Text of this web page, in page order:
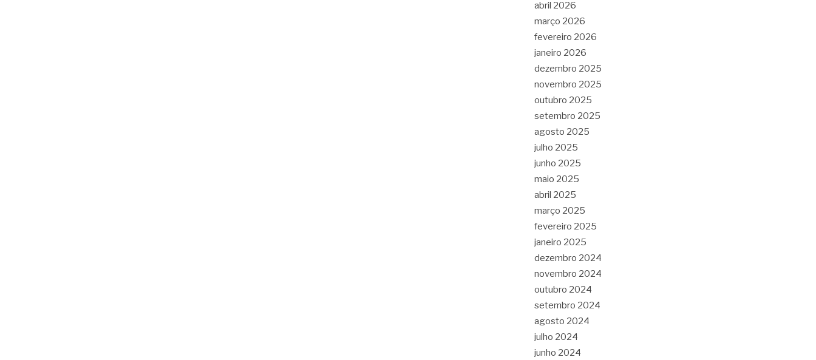
abril 2026
março 2026
fevereiro 2026
janeiro 2026
dezembro 2025
novembro 2025
outubro 2025
setembro 2025
agosto 2025
julho 2025
junho 2025
maio 2025
abril 2025
março 2025
fevereiro 2025
janeiro 2025
dezembro 2024
novembro 2024
outubro 2024
setembro 2024
agosto 2024
julho 2024
junho 2024